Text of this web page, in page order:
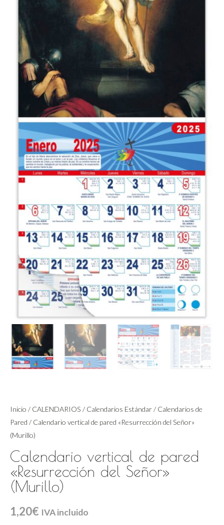
Inicio / CALENDARIOS / Calendarios Estándar/ Calendarios de
Pared / Calendario vertical de pared «Resurrección del Señor»
(Murillo)
Calendario vertical de pared
«Resurrección del Señor»
(Murillo)
1,20€ IVA incluido